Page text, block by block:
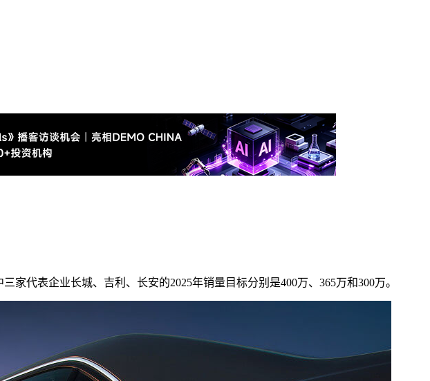
代表企业长城、吉利、长安的2025年销量目标分别是400万、365万和300万。